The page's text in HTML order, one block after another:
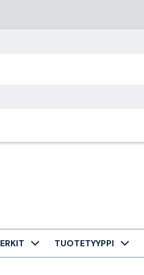
TUOTETYYPPI